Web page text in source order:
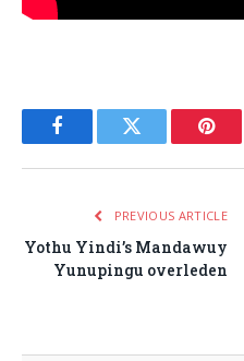
FacebookTwitter
PREVIOUS ARTICLE
Yothu Yindi’s Mandawuy
Yunupingu overleden